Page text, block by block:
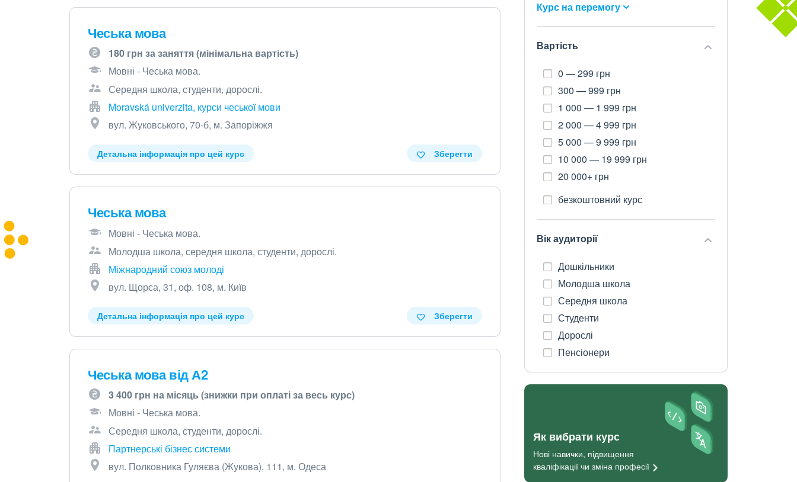
Чеська мова
180 грн за заняття (мінімальна вартість)
Мовні - Чеська мова.
Середня школа, студенти, дорослі.
Moravská univerzita, курси чеської мови
вул. Жуковського, 70-б, м. Запоріжжя
Детальна інформація про цей курс Зберегти
Чеська мова
Мовні - Чеська мова.
Молодша школа, середня школа, студенти, дорослі.
Міжнародний союз молоді
вул. Щорса, 31, оф. 108, м. Київ
Детальна інформація про цей курс Зберегти
Чеська мова від А2
3 400 грн на місяць (знижки при оплаті за весь курс)
Мовні - Чеська мова.
Середня школа, студенти, дорослі.
Партнерські бізнес системи
вул. Полковника Гуляєва (Жукова), 111, м. Одеса
Курс на перемогу
Вартість
0 — 299 грн
300 — 999 грн
1 000 — 1 999 грн
2 000 — 4 999 грн
5 000 — 9 999 грн
10 000 — 19 999 грн
20 000+ грн
безкоштовний курс
Вік аудиторії
Дошкільники
Молодша школа
Середня школа
Студенти
Дорослі
Пенсіонери
Як вибрати курс
Нові навички, підвищення
кваліфікації чи зміна професії